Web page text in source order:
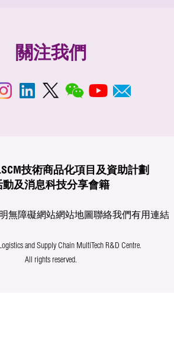
關注我們
技術商品化項目及資助計劃
動及消息科技分享會籍
無障礙網站網站地圖聯絡我們有用連結
and Supply Chain MultiTech R&D Centre.
All rights reserved.